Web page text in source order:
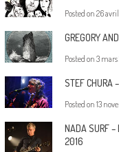
Posted on 26
GREGORY
Posted on 3 mars
STEF CHURA
Posted on 13
NADA SURF
2016